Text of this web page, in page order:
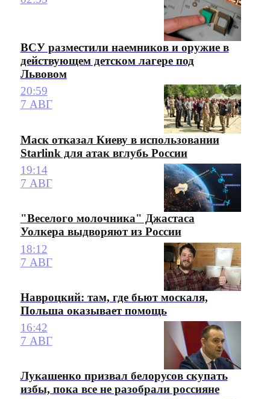
ВСУ разместили наемников и оружие в
действующем детском лагере под
Львовом
20:59
7 АВГ
Маск отказал Киеву в использовании
Starlink для атак вглубь России
19:14
7 АВГ
"Веселого молочника" Джастаса
Уолкера выдворяют из России
18:12
7 АВГ
Навроцкий: там, где бьют москаля,
Польша оказывает помощь
16:42
7 АВГ
Лукашенко призвал белорусов скупать
избы, пока все не разобрали россияне